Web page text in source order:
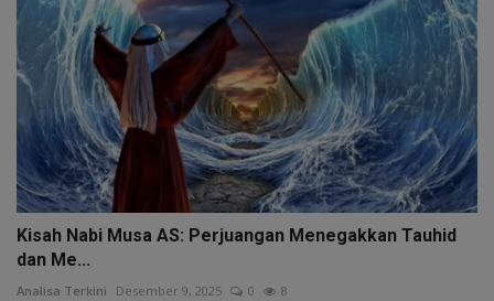
Kisah Nabi Musa AS: Perjuangan Menegakkan Tauhid
dan Me...
Analisa Terkini Desember 9, 2025 0 8